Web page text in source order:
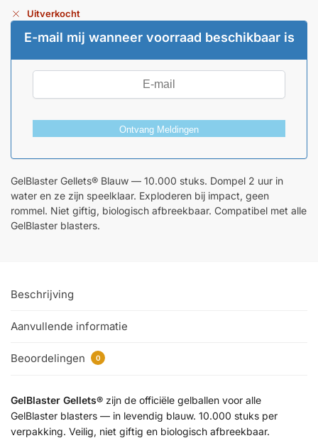
Uitverkocht
E-mail mij wanneer voorraad beschikbaar is
Ontvang Meldingen
GelBlaster Gellets® Blauw — 10.000 stuks. Dompel 2 uur in
water en ze zijn speelklaar. Exploderen bij impact, geen
rommel. Niet giftig, biologisch afbreekbaar. Compatibel met alle
GelBlaster blasters.
Beschrijving
Aanvullende informatie
Beoordelingen 0
GelBlaster Gellets® zijn de officiële gelballen voor alle
GelBlaster blasters — in levendig blauw. 10.000 stuks per
verpakking. Veilig, niet giftig en biologisch afbreekbaar.